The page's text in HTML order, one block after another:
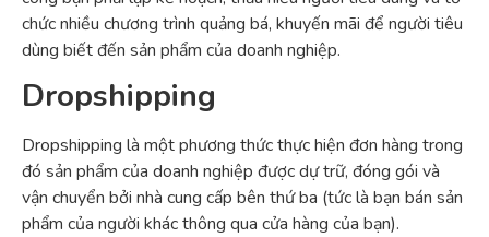
chức nhiều chương trình quảng bá, khuyến mãi để người tiêu
dùng biết đến sản phẩm của doanh nghiệp.
Dropshipping
Dropshipping là một phương thức thực hiện đơn hàng trong
đó sản phẩm của doanh nghiệp được dự trữ, đóng gói và
vận chuyển bởi nhà cung cấp bên thứ ba (tức là bạn bán sản
phẩm của người khác thông qua cửa hàng của bạn).